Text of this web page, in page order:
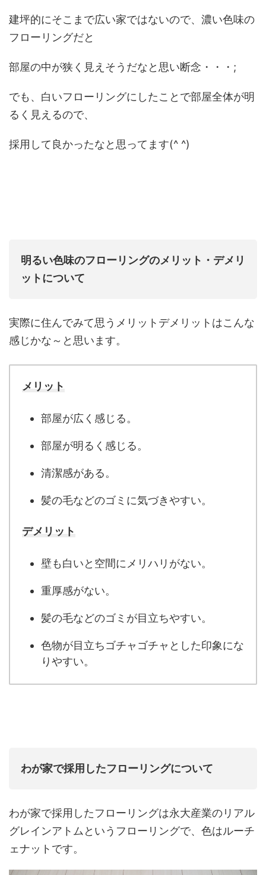
建坪的にそこまで広い家ではないので、濃い色味の
フローリングだと
部屋の中が狭く見えそうだなと思い断念・・・;
でも、白いフローリングにしたことで部屋全体が明
るく見えるので、
採用して良かったなと思ってます(^ ^)
明るい色味のフローリングのメリット・デメリ
ットについて
実際に住んでみて思うメリットデメリットはこんな
感じかな～と思います。
メリット
部屋が広く感じる。
部屋が明るく感じる。
清潔感がある。
髪の毛などのゴミに気づきやすい。
デメリット
壁も白いと空間にメリハリがない。
重厚感がない。
髪の毛などのゴミが目立ちやすい。
色物が目立ちゴチャゴチャとした印象にな
りやすい。
わが家で採用したフローリングについて
わが家で採用したフローリングは永大産業のリアル
グレインアトムというフローリングで、色はルーチ
ェナットです。